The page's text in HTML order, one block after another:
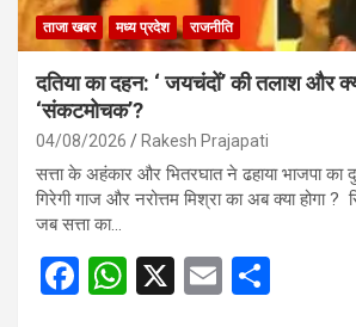
ताजा खबर मध्य प्रदेश राजनीति
दतिया का दहन: ‘ जयचंदों’ की तलाश और
‘संकटमोचक’?
04/08/2026 Rakesh Prajapati
सत्ता के अहंकार और भितरघात ने ढहाया भाजपा का
गिरेगी गाज और नरोत्तम मिश्रा का अब क्या होगा ?
जब सत्ता का…
F
W X
E